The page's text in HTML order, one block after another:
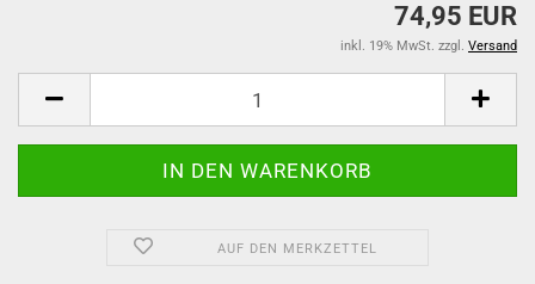
74,95 EUR
inkl. 19% MwSt. zzgl. Versand
AUF DEN MERKZETTEL